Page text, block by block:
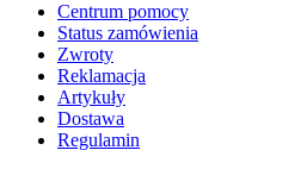
Centrum pomocy
Status zamówienia
Zwroty
Reklamacja
Artykuły
Dostawa
Regulamin